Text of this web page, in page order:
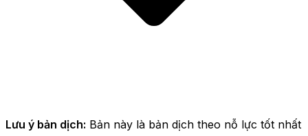
Lưu ý bản dịch: Bản này là bản dịch theo nỗ lực tốt nhất